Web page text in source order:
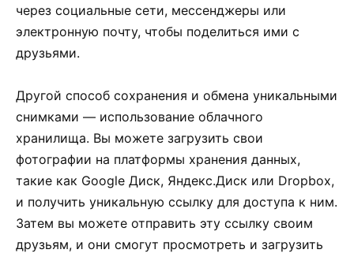
через социальные сети, мессенджеры или
электронную почту, чтобы поделиться ими с
друзьями.
Другой способ сохранения и обмена уникальными
снимками — использование облачного
хранилища. Вы можете загрузить свои
фотографии на платформы хранения данных,
такие как Google Диск, Яндекс.Диск или Dropbox,
и получить уникальную ссылку для доступа к ним.
Затем вы можете отправить эту ссылку своим
друзьям, и они смогут просмотреть и загрузить